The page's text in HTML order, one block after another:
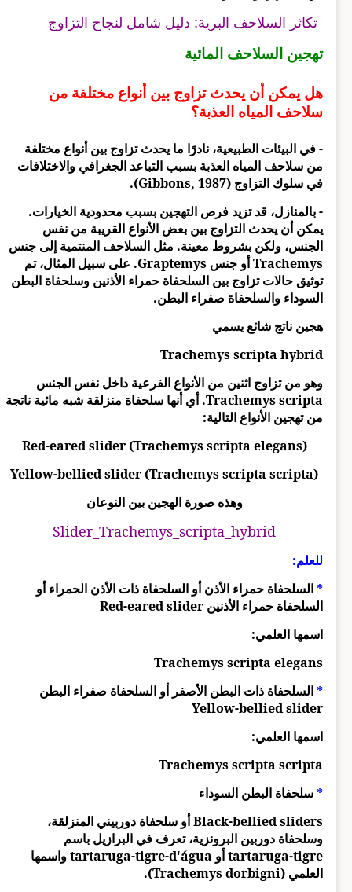
تكاثر السلاحف البرية: دليل شامل لنجاح التزاوج
تهجين السلاحف المائية
هل يمكن أن يحدث تزاوج بين أنواع مختلفة من
سلاحف المياه العذبة؟
- في البيئات الطبيعية، نادرًا ما يحدث تزاوج بين أنواع مختلفة
من سلاحف المياه العذبة بسبب التباعد الجغرافي والاختلافات
في سلوك التزاوج (Gibbons, 1987).
- بالمنازل، قد تزيد فرص التهجين بسبب محدودية الخيارات.
يمكن أن يحدث التزاوج بين بعض الأنواع القريبة من نفس
الجنس، ولكن بشروط معينة. مثل السلاحف المنتمية إلى جنس
Trachemys أو جنس Graptemys. على سبيل المثال، تم
توثيق حالات تزاوج بين السلحفاة حمراء الأذنين وسلحفاة البطن
السوداء والسلحفاة صفراء البطن.
هجين ناتج شائع يسمي
Trachemys scripta hybrid
وهو من تزاوج اثنين من الأنواع الفرعية داخل نفس الجنس
Trachemys scripta. أي أنها سلحفاة منزلقة شبه مائية ناتجة
من تهجين الأنواع التالية:
Red-eared slider (Trachemys scripta elegans)
Yellow-bellied slider (Trachemys scripta scripta)
وهذه صورة الهجين بين النوعان
Slider_Trachemys_scripta_hybrid
للعلم:
السلحفاة حمراء الأذن أو السلحفاة ذات الأذن الحمراء أو
السلحفاة حمراء الأذنين Red-eared slider
اسمها العلمي:
Trachemys scripta elegans
السلحفاة ذات البطن الأصفر أو السلحفاة صفراء البطن
Yellow-bellied slider
اسمها العلمي:
Trachemys scripta scripta
سلحفاة البطن السوداء
Black-bellied sliders أو سلحفاة دوربيني المنزلقة،
وسلحفاة دوربين البرونزية، تعرف في البرازيل باسم
tartaruga-tigre أو tartaruga-tigre-d'água واسمها
العلمي (Trachemys dorbigni).